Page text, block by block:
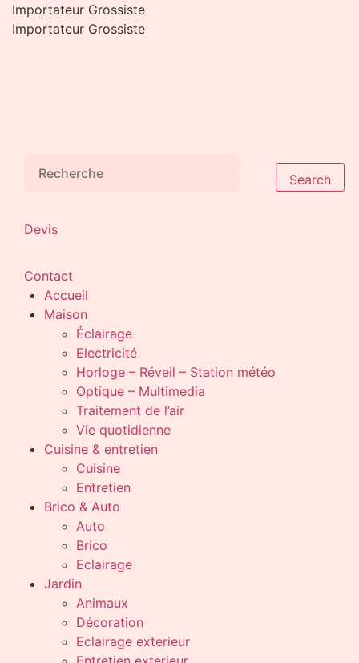
Aller
au
Importateur Grossiste
Importateur Grossiste
Search
Devis
Contact
Accueil
Maison
Éclairage
Electricité
Horloge – Réveil – Station météo
Optique – Multimedia
Traitement de l’air
Vie quotidienne
Cuisine & entretien
Cuisine
Entretien
Brico & Auto
Auto
Brico
Eclairage
Jardin
Animaux
Décoration
Eclairage exterieur